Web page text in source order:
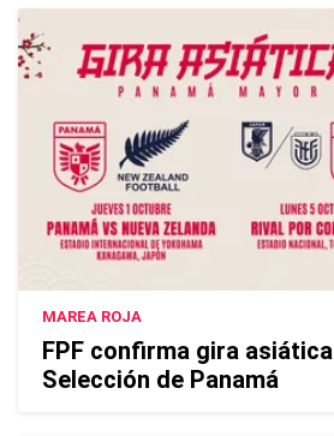
MAREA ROJA
FPF confirma gira
Selección de Panamá